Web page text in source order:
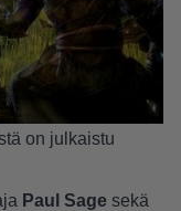
on julkaistu
Paul Sage sekä